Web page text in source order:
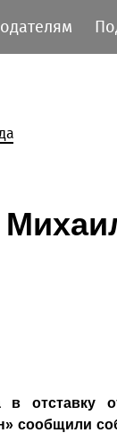
отставку
сообщили